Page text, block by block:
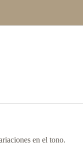
en el tono.